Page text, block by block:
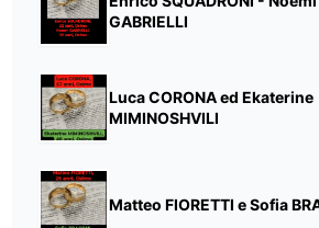
GABRIELLI
Luca CORONA ed Ekaterine
MIMINOSHVILI
Matteo FIORETTI e Sofia